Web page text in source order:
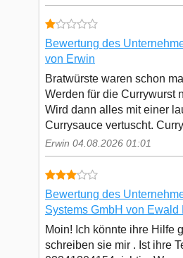
Bewertung des
von Erwin
Bratwürste waren schon
Werden für die Currywurst
Wird dann alles mit einer
Currysauce vertuscht.
Erwin 04.08.2026 01:01
Bewertung des
Systems GmbH von Ewald
Moin! Ich könnte ihre Hilfe
schreiben sie mir . Ist ihre